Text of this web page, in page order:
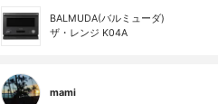
BALMUDA(バルミューダ)
ザ・レンジ K04A
mami